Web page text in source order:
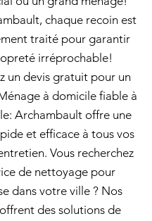
chaque recoin est
traité pour garantir
irréprochable!
un devis gratuit pour un
à domicile fiable à
Archambault offre une
et efficace à tous vos
Vous recherchez
de nettoyage pour
dans votre ville ? Nos
des solutions de